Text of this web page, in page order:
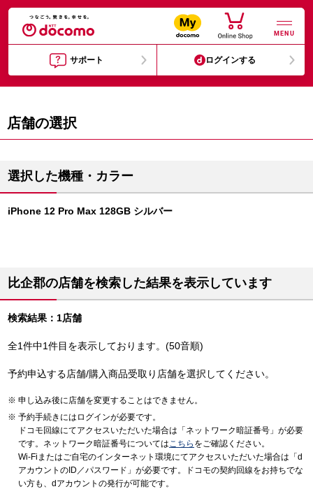
MENU
サポート ログインする
店舗の選択
選択した機種・カラー
iPhone 12 Pro Max 128GB シルバー
比企郡の店舗を検索した結果を表示しています
検索結果：1店舗
全1件中1件目を表示しております。(50音順)
予約申込する店舗/購入商品受取り店舗を選択してください。
申し込み後に店舗を変更することはできません。
予約手続きにはログインが必要です。
ドコモ回線にてアクセスいただいた場合は「ネットワーク暗証番号」が必要
です。ネットワーク暗証番号についてはこちら をご確認ください。
Wi-Fiまたはご自宅のインターネット環境にてアクセスいただいた場合は「d
アカウントのID／パスワード」が必要です。ドコモの契約回線をお持ちでな
い方も、dアカウントの発行が可能です。